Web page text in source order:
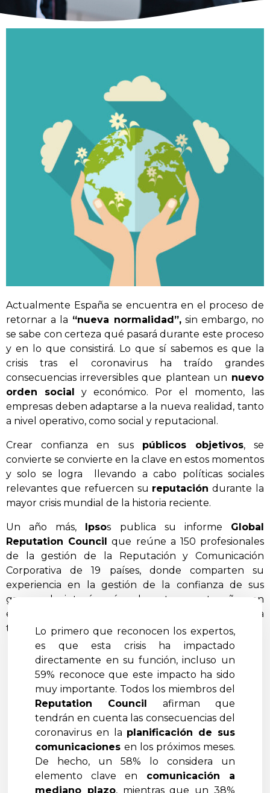
Actualmente España se encuentra en el proceso de
retornar a la “nueva normalidad”,sin embargo, no
se sabe con certeza qué pasará durante este proceso
y en lo que consistirá. Lo que sí sabemos es que la
crisis tras el coronavirus ha traído grandes
consecuencias irreversibles que plantean un nuevo
orden social y económico. Por el momento, las
empresas deben adaptarse a la nueva realidad, tanto
a nivel operativo, como social y reputacional.
Crear confianza en sus públicos objetivos, se
convierte se convierte en la clave en estos momentos
y solo se logra llevando a cabo políticas sociales
relevantes que refuercen su reputación durante la
mayor crisis mundial de la historia reciente.
Un año más, Ipsos publica su informe Global
Reputation Council que reúne a 150 profesionales
de la gestión de la Reputación y Comunicación
Corporativa de 19 países, donde comparten su
experiencia en la gestión de la confianza de sus
grupos de interés más relevantes, y este año con
especial atención al futuro incierto que se plantea
tras la llegada del Covid-19.
Lo primero que reconocen los expertos,
es que esta crisis ha impactado
directamente en su función, incluso un
59% reconoce que este impacto ha sido
muy importante. Todos los miembros del
Reputation Council afirman que
tendrán en cuenta las consecuencias del
coronavirus en la planificación de sus
comunicacionesen los próximos meses.
De hecho, un 58% lo considera un
elemento clave en comunicación a
mediano plazo, mientras que un 38%